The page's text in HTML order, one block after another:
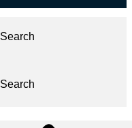
Search
Search